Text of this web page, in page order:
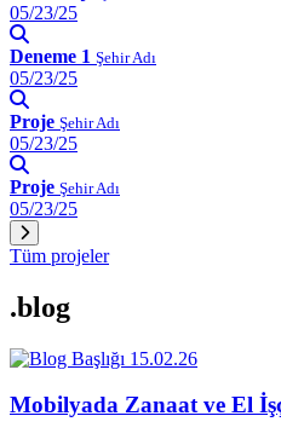
05/23/25
Deneme 1 Şehir Adı
05/23/25
Proje Şehir Adı
05/23/25
Proje Şehir Adı
05/23/25
Tüm projeler
.blog
15.02.26
Mobilyada Zanaat ve El